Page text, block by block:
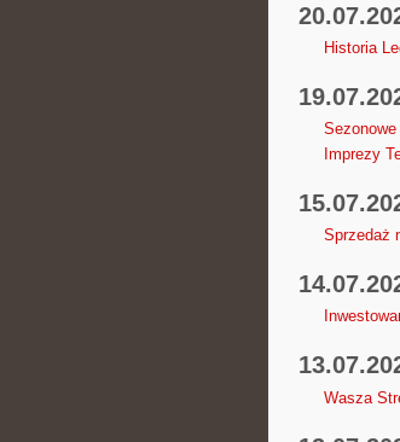
Historia
Imprezy
Sprzedaż
Wasza